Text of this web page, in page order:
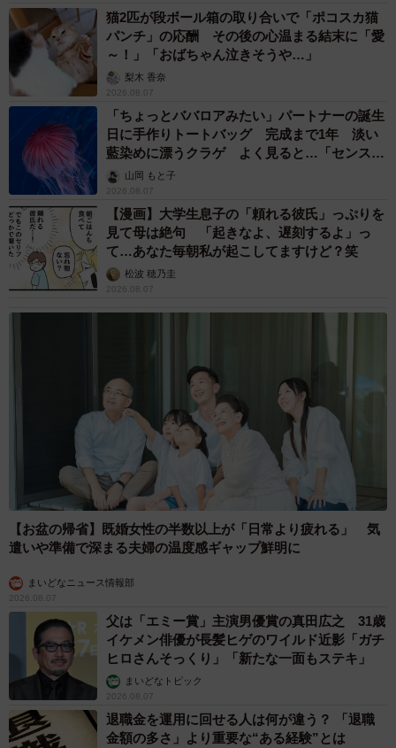
猫2匹が段ボール箱の取り合いで「ポコスカ猫
パンチ」の応酬 その後の心温まる結末に「愛
～！」「おばちゃん泣きそうや…」
梨木 香奈
2026.08.07
「ちょっとババロアみたい」パートナーの誕生
日に手作りトートバッグ 完成まで1年 淡い
藍染めに漂うクラゲ よく見ると…「センスす
ごい」山岡 もと子
2026.08.07
【漫画】大学生息子の「頼れる彼氏」っぷりを
見て母は絶句 「起きなよ、遅刻するよ」っ
て…あなた毎朝私が起こしてますけど？笑
松波 穂乃圭
2026.08.07
【お盆の帰省】既婚女性の半数以上が「日常より疲れる」 気
遣いや準備で深まる夫婦の温度感ギャップ鮮明に
まいどなニュース情報部
2026.08.07
父は「エミー賞」主演男優賞の真田広之 31歳
イケメン俳優が長髪ヒゲのワイルド近影「ガチ
ヒロさんそっくり」「新たな一面もステキ」
まいどなトピック
2026.08.07
退職金を運用に回せる人は何が違う？ 「退職
金額の多さ」より重要な“ある経験”とは